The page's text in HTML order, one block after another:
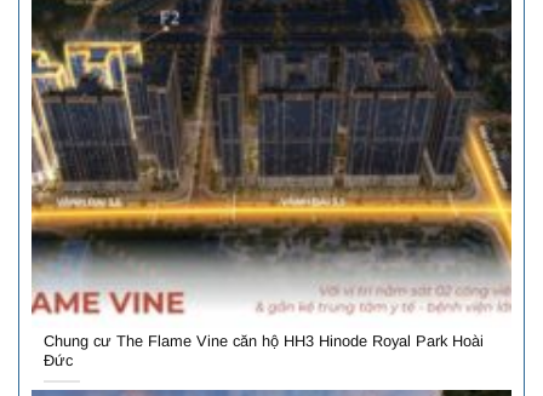
Chung cư The Flame Vine căn hộ HH3 Hinode Royal Park Hoài
Đức